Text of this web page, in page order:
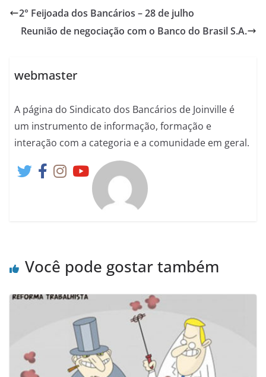
2° Feijoada dos Bancários – 28 de julho
Reunião de negociação com o Banco do Brasil S.A.
webmaster
A página do Sindicato dos Bancários de Joinville é
um instrumento de informação, formação e
interação com a categoria e a comunidade em geral.
Você pode gostar também